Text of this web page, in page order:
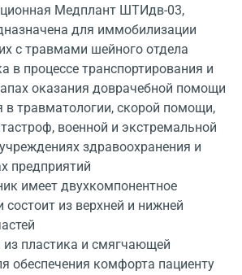
Медплант ШТИдв-03,
для иммобилизации
с травмами шейного отдела
в процессе транспортирования и
оказания доврачебной помощи
в травматологии, скорой помощи,
военной и экстремальной
здравоохранения и
предприятий
имеет двухкомпонентное
состоит из верхней и нижней
из пластика и смягчающей
обеспечения комфорта пациенту